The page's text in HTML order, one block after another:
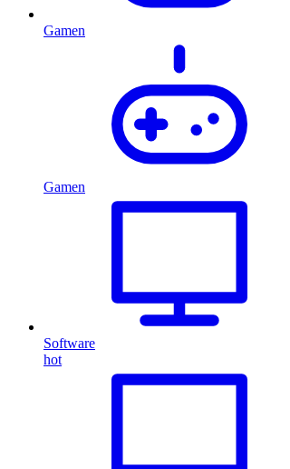
Gamen
Gamen
Software
hot